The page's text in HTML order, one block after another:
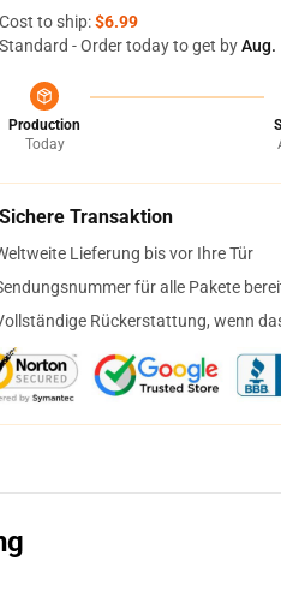
Cost to ship:$6.99
Standard - Order today to get byAug.
Production
Today
Sichere Transaktion
Lieferung bis vor Ihre Tür
für alle Pakete
Rückerstattung, wenn